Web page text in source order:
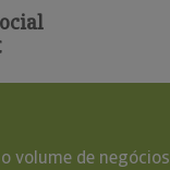
volume de negócios